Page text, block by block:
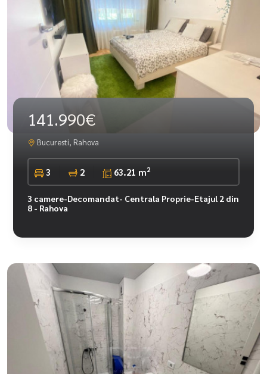
141.990€
Bucuresti, Rahova
3 2 63.21 m2
3 camere-Decomandat- Centrala Proprie-Etajul 2 din
8 - Rahova